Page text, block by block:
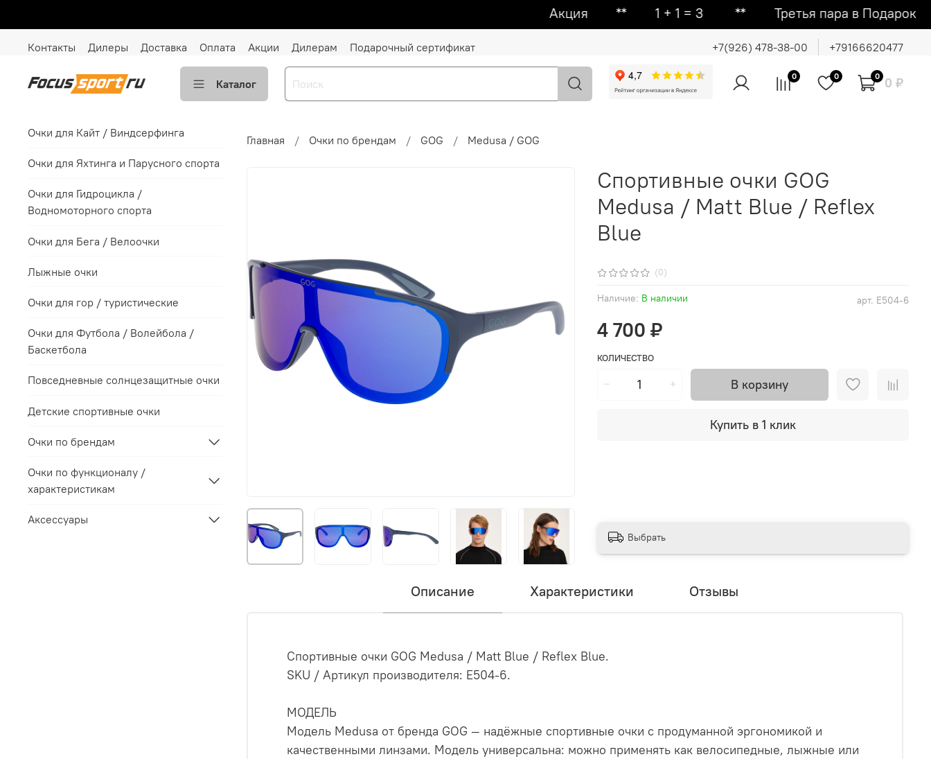
Акция ᕯ 1 + 1 = 3 ᕯ Третья пара в Подарок ᕯ
Контакты Дилеры Доставка Оплата Акции Дилерам Подарочный сертификат +7(926) 478-38-00 +79166620477
Каталог
0 0 0 0 ₽
Главная Очки по брендам GOG Medusa / GOG
(0)
арт. E504-6
Наличие: В наличии
Спортивные очки GOG
Medusa / Matt Blue / Reflex
Blue
4 700 ₽
КОЛИЧЕСТВО
В корзину
Купить в 1 клик
Выбрать
Описание Характеристики Отзывы
Спортивные очки GOG Medusa / Matt Blue / Reflex Blue.
SKU / Артикул производителя: E504-6.
МОДЕЛЬ
Модель Medusa от бренда GOG — надёжные спортивные очки с продуманной эргономикой и
качественными линзами. Модель универсальна: можно применять как велосипедные, лыжные или
Очки для Кайт / Виндсерфинга
Очки для Яхтинга и Парусного спорта
Очки для Гидроцикла /
Водномоторного спорта
Очки для Бега / Велоочки
Лыжные очки
Очки для гор / туристические
Очки для Футбола / Волейбола /
Баскетбола
Повседневные солнцезащитные очки
Детские спортивные очки
Очки по брендам
Очки по функционалу /
характеристикам
Аксессуары